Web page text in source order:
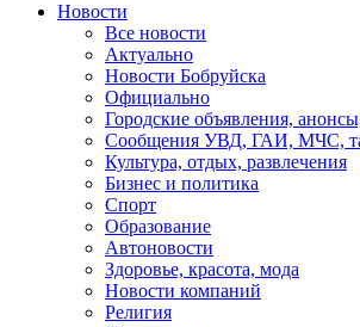
Новости
Все новости
Актуально
Новости Бобруйска
Официально
Городские объявления,
Сообщения УВД, ГАИ, МЧС,
Культура, отдых, развлечения
Бизнес и политика
Спорт
Образование
Автоновости
Здоровье, красота, мода
Новости компаний
Религия